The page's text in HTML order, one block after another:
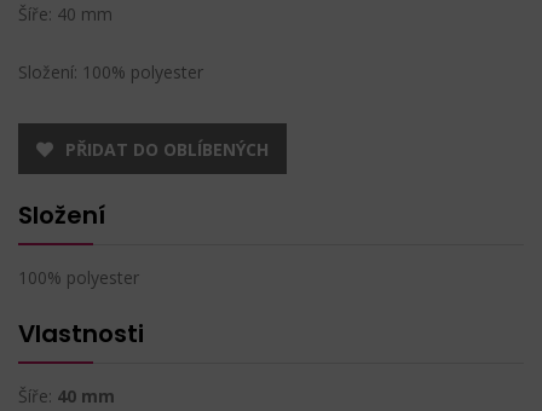
Šíře: 40 mm
Složení: 100% polyester
PŘIDAT DO OBLÍBENÝCH
Složení
100% polyester
Vlastnosti
Šíře: 40 mm